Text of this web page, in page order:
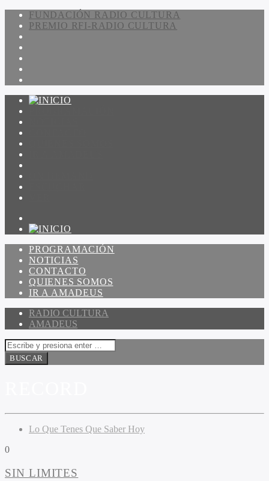
FUNDACIÓN RADIO CULTURA
PREMIO RFI-RADIO CULTURA
PROGRAMACIÓN
NOTICIAS
CONTACTO
QUIENES SOMOS
IR A AMADEUS
RADIO CULTURA
AMADEUS
Lo Que Tenes Que Saber Hoy
0
SIN LIMITES